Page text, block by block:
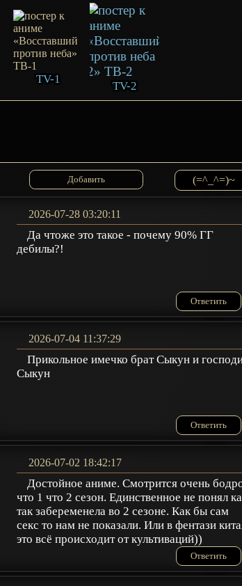
TV-1
TV-2
(=^_^=)~
2026-07-28 03:20:11
Да чтоже это такое - почему 90% ГГ
дебилы?!
Ответить
2026-07-04 11:37:29
Прикольное имечко брат Сыкун и
Сыкун
Ответить
2026-07-02 18:42:17
Достойное аниме. Смотрится очень
что 1 что 2 сезон. Единственное не понял
так забеременела во 2 сезоне. Как бы сам
секс то нам не показали. Или в фентази
это всё происходит от культиваций))
Ответить